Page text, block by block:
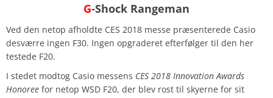
G-Shock Rangeman
Ved den netop afholdte CES 2018 messe præsenterede Casio
desværre ingen F30. Ingen opgraderet efterfølger til den her
testede F20.
I stedet modtog Casio messens CES 2018 Innovation Awards
Honoree for netop WSD F20, der blev rost til skyerne for sit